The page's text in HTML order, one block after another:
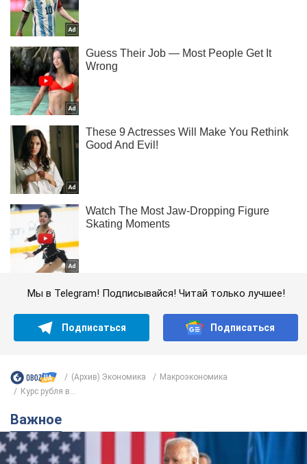
Мы в Telegram! Подписывайся! Читай только лучшее!
Подписаться Подписаться
(Архив) Экономика
Mакроэкономика
Курс рубля в...
Важное